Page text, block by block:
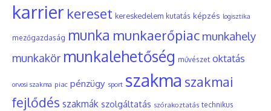
karrier kereset kereskedelem kutatás képzés logisztika
mezőgazdaság munka munkaerőpiac munkahely
munkakör munkalehetőség művészet oktatás
orvosi szakma piac pénzügy sport szakma szakmai
fejlődés szakmák szolgáltatás szórakoztatás technikus